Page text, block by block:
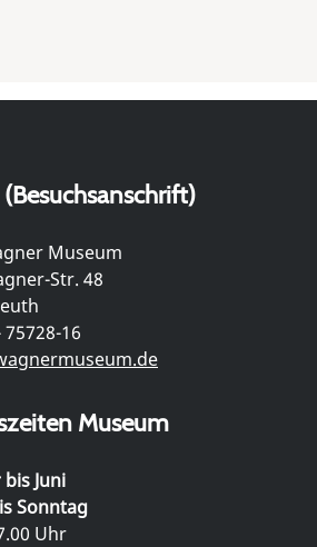
Museum
Str. 48
75728-16
Museum
Juni
Sonntag
Uhr